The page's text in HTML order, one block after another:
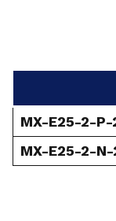
MX-E25-2-P-
MX-E25-2-N-